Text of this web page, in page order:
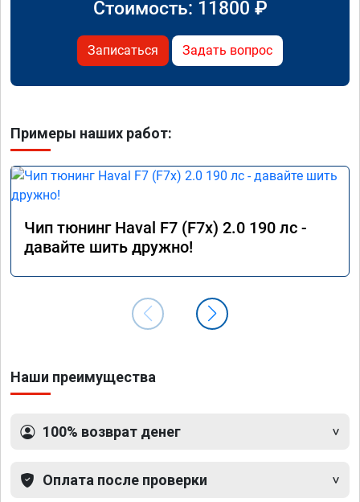
Стоимость: 11800 ₽
Записаться Задать вопрос
Примеры наших работ:
Чип тюнинг Haval F7 (F7x) 2.0 190 лс -
давайте шить дружно!
Наши преимущества
100% возврат денег
Оплата после проверки